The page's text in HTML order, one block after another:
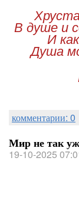
В душе и
И
Душа
комментарии: 0
Мир не так
19-10-2025